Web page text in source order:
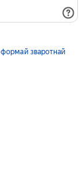
формай зваротнай